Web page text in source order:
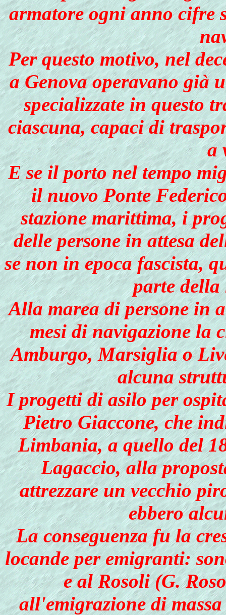
armatore ogni anno cifre
Per questo motivo, nel
a Genova operavano già
specializzate in questo
ciascuna, capaci di
a
E se il porto nel tempo
il nuovo Ponte
stazione marittima, i
delle persone in attesa
se non in epoca fascista,
parte
Alla marea di persone in
mesi di navigazione la
Amburgo, Marsiglia o
alcuna
I progetti di asilo per
Pietro Giaccone, che
Limbania, a quello del
Lagaccio, alla
attrezzare un vecchio
ebbero
La conseguenza fu la
locande per emigranti:
e al Rosoli (G.
all'emigrazione di